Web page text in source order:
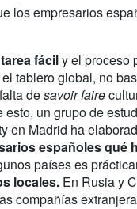
los empresarios
fácily el proceso
tablero global, no
desavoir faire
un grupo de
en Madrid ha
españoles qué
países es
locales. En Rusia y
compañías